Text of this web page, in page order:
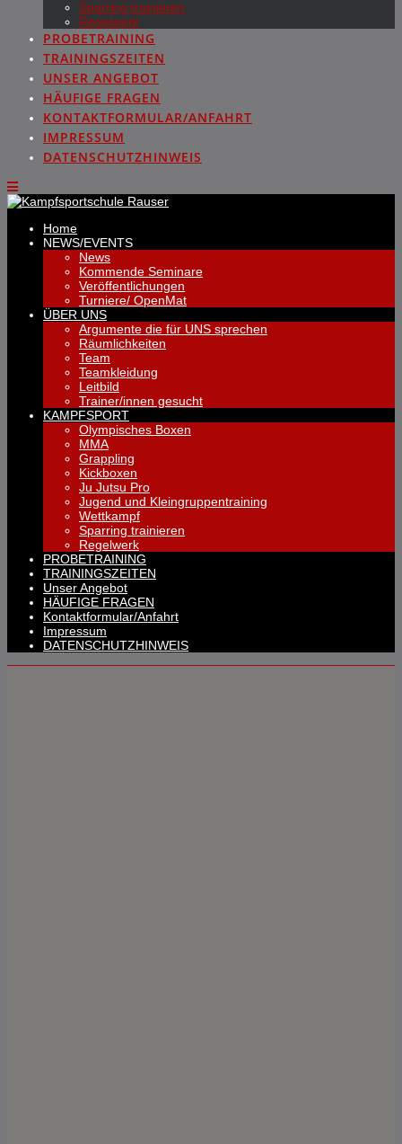
Sparring trainieren
Regelwerk
PROBETRAINING
TRAININGSZEITEN
UNSER ANGEBOT
HÄUFIGE FRAGEN
KONTAKTFORMULAR/ANFAHRT
IMPRESSUM
DATENSCHUTZHINWEIS
Home
NEWS/EVENTS
News
Kommende Seminare
Veröffentlichungen
Turniere/ OpenMat
ÜBER UNS
Argumente die für UNS sprechen
Räumlichkeiten
Team
Teamkleidung
Leitbild
Trainer/innen gesucht
KAMPFSPORT
Olympisches Boxen
MMA
Grappling
Kickboxen
Ju Jutsu Pro
Jugend und Kleingruppentraining
Wettkampf
Sparring trainieren
Regelwerk
PROBETRAINING
TRAININGSZEITEN
Unser Angebot
HÄUFIGE FRAGEN
Kontaktformular/Anfahrt
Impressum
DATENSCHUTZHINWEIS